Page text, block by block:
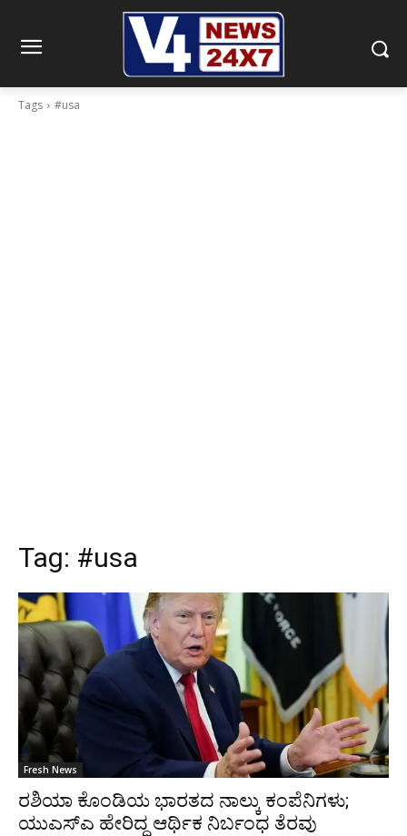
Tags #usa
Tag: #usa
Fresh News
ರಶಿಯಾ ಕೊಂಡಿಯ ಭಾರತದ ನಾಲ್ಕು ಕಂಪೆನಿಗಳು;
ಯುಎಸ್‍ಎ ಹೇರಿದ್ದ ಆರ್ಥಿಕ ನಿರ್ಬಂಧ ತೆರವು